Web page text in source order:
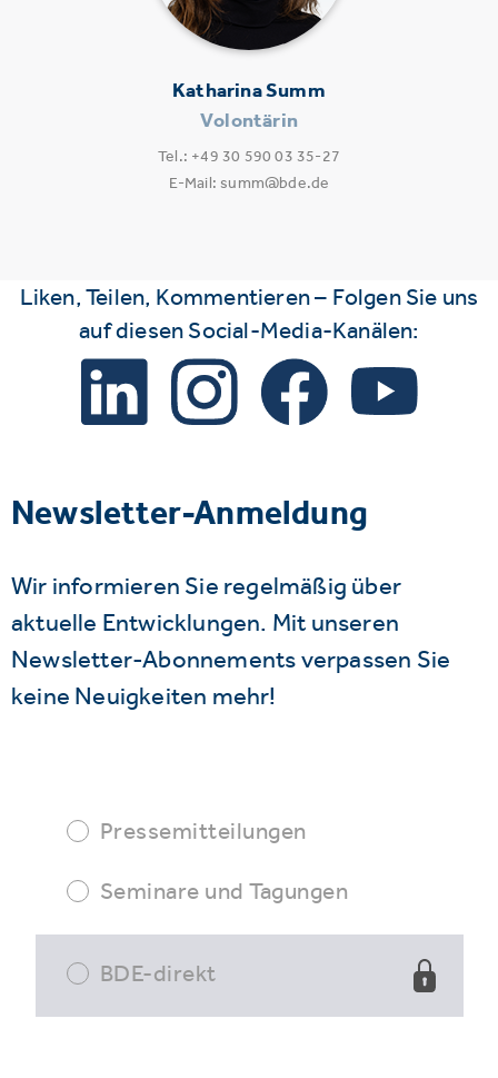
Katharina Summ
Volontärin
Tel.: +49 30 590 03 35-27
E-Mail: summ@bde.de
Liken, Teilen, Kommentieren – Folgen Sie uns
auf diesen Social-Media-Kanälen:
Newsletter-Anmeldung
Wir informieren Sie regelmäßig über
aktuelle Entwicklungen. Mit unseren
Newsletter-Abonnements verpassen Sie
keine Neuigkeiten mehr!
Pressemitteilungen
Seminare und Tagungen
BDE-direkt